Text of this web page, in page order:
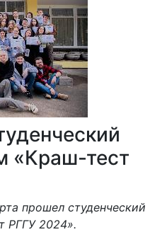
«Краш-тест
прошел студенческий
РГГУ 2024».
площадке 70